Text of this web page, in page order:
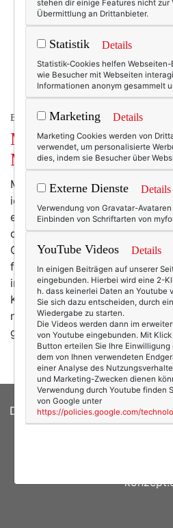
BEAUTY & FASHION
Mode am Mittwoch:
Manomama.
Manchmal werde ich fast ein
ich an die Anfänge von
ersten Schritte, vor gut vier
denen sich die kleine
Gebäude wie die
fertigte. Zwei oder drei
in Klein(st)auflage. Schon
Kollektionen mit viel Liebe
nicht so perfekt wie heute.
gelernt, ausprobiert,
DATENSCHUTZERKLÄRUNG|
|
stehen dir einige Features nicht zur
Übermittlung an Drittanbieter.
Statistik Details
Statistik-Cookies helfen
wie Besucher mit Webseiten
Informationen anonym gesammelt
Marketing Details
Marketing Cookies werden von
verwendet, um personalisierte
dies, indem sie Besucher über
Externe Dienste Details
Verwendung von Gravatar-
Einbinden von Schriftarten von
YouTube Videos Details
In einigen Beiträgen auf unserer
eingebunden. Hierbei wird eine 2-
h. dass keinerlei Daten an Youtube
Sie sich dazu entscheiden, durch
Wiedergabe zu starten.
Die Videos werden dann im
von Youtube eingebunden. Mit
Button erteilen Sie Ihre
dem von Ihnen verwendeten
einer Analyse des
und Marketing-Zwecken dienen
Verwendung durch Youtube finden
von Google unter
https://policies.google.com/